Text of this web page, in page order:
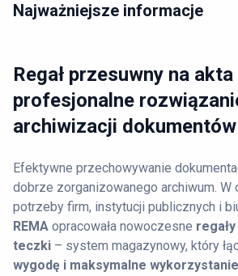
Najważniejsze informacje
Regał przesuwny na
profesjonalne
archiwizacji dokumentów
Efektywne przechowywanie
dobrze zorganizowanego archiwum. W
potrzeby firm, instytucji publicznych i
REMA opracowała nowoczesne
teczki – system magazynowy, który
wygodę i maksymalne